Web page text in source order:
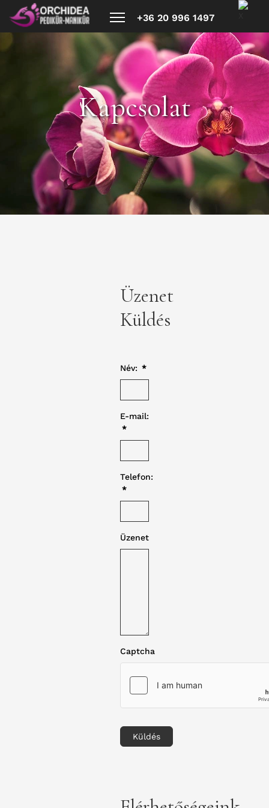
+36 20 996 1497
Kapcsolat
Üzenet
Küldés
Név: *
E-mail:
*
Telefon:
*
Üzenet
Captcha
Küldés